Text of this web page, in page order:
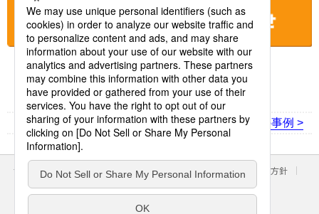
お店に電話をする
< 前の事例 次の事例 >
サイトのご利用にあたって クッキーポリシー
個人情報保護方針
パナソニック ホールディングス
Area/Country